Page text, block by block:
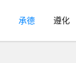
承德 遵化